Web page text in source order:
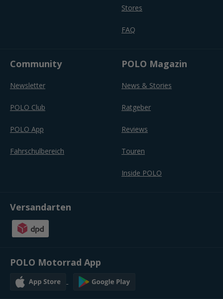
Stores
FAQ
Community
Newsletter
POLO Club
POLO App
Fahrschulbereich
POLO Magazin
News & Stories
Ratgeber
Reviews
Touren
Inside POLO
Versandarten
POLO Motorrad App